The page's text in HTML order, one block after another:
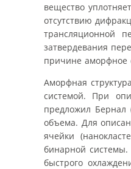
вещество
отсутствию
трансляционной
затвердевания
причине аморфное
Аморфная
системой. При
предложил Бернал
объема. Для
ячейки
бинарной системы.
быстрого